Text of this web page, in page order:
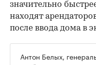
значительно
находят
после ввода дома в
Антон Белых,